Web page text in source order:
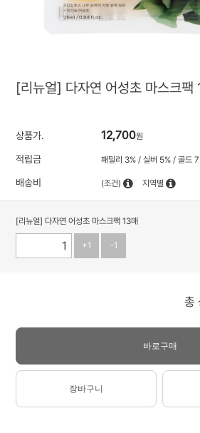
[리뉴얼] 다자연 어성초 마스크팩
상품가. 12,700원
적립금 패밀리 3% / 실버 5% / 골드
배송비 (조건) 지역별
[리뉴얼] 다자연 어성초 마스크팩 13매
+1 -1
총
바로구매
장바구니